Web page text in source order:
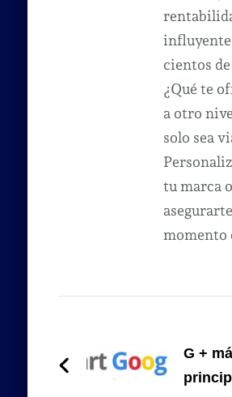
cientos
¿Qué te
a otro
solo sea
tu marca
momento
de
entradas
G +